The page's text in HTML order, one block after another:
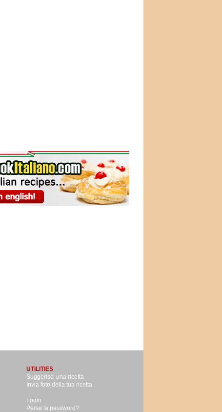
UTILITIES
Suggerisci una ricetta
Invia foto della tua ricetta
Login
Persa la password?